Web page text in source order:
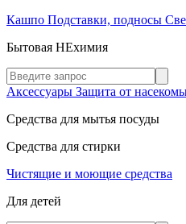
Кашпо Подставки, подносы
Бытовая НЕхимия
Аксессуары Защита от
Средства для мытья посуды
Средства для стирки
Чистящие и моющие средства
Для детей